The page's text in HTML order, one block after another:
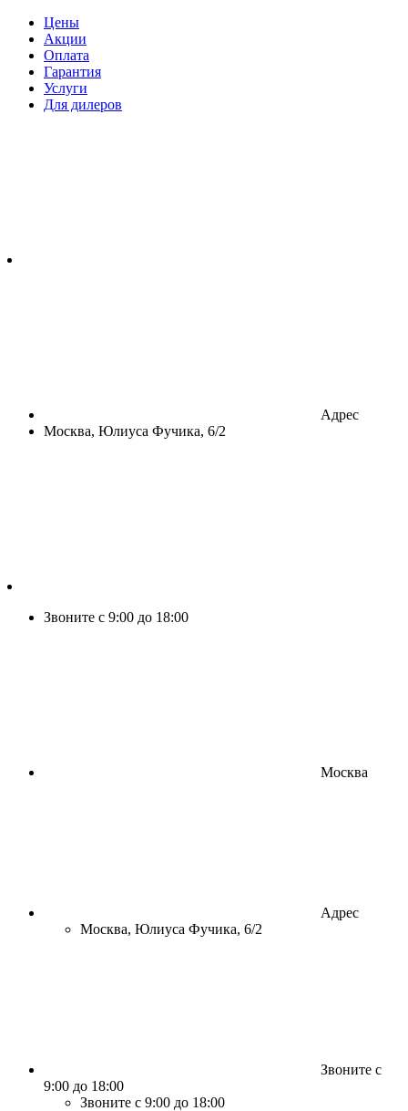
Цены
Акции
Оплата
Гарантия
Услуги
Для дилеров
Адрес
Москва, Юлиуса Фучика, 6/2
Звоните с 9:00 до 18:00
Москва
Адрес
Москва, Юлиуса Фучика, 6/2
Звоните с
9:00 до 18:00
Звоните с 9:00 до 18:00